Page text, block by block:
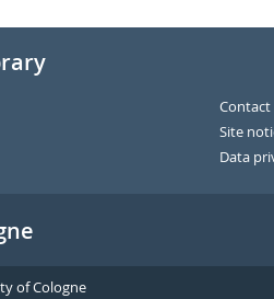
Contact
Site
Data
of Cologne